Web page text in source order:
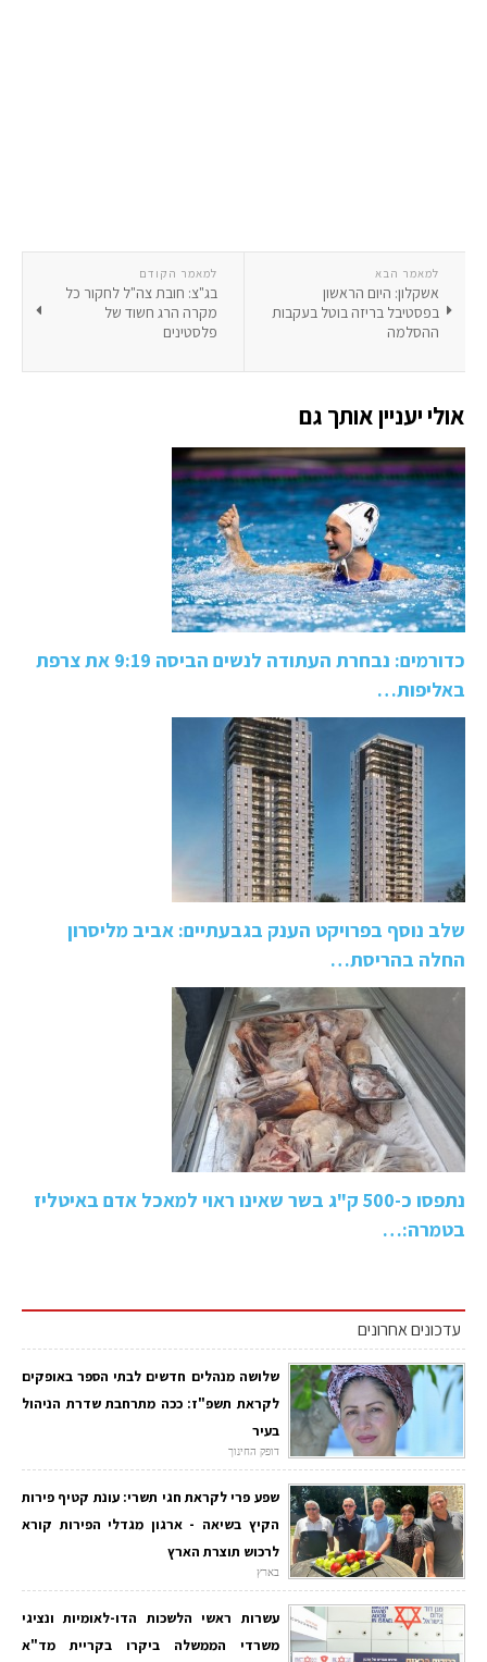
למאמר הקודם
בג"צ: חובת צה"ל לחקור כל
מקרה הרג חשוד של
פלסטינים
למאמר הבא
אשקלון: היום הראשון
בפסטיבל בריזה בוטל בעקבות
ההסלמה
אולי יעניין אותך גם
כדורמים: נבחרת העתודה לנשים הביסה 9:19 את צרפת
באליפות…
שלב נוסף בפרויקט הענק בגבעתיים: אביב מליסרון
החלה בהריסת…
נתפסו כ-500 ק"ג בשר שאינו ראוי למאכל אדם באיטליז
בטמרה:…
עדכונים אחרונים
שלושה מנהלים חדשים לבתי הספר באופקים
לקראת תשפ"ז: ככה מתרחבת שדרת הניהול
בעיר
דופק החינוך
שפע פרי לקראת חגי תשרי: עונת קטיף פירות
הקיץ בשיאה - ארגון מגדלי הפירות קורא
לרכוש תוצרת הארץ
בארץ
עשרות ראשי הלשכות הדו-לאומיות ונציגי
משרדי הממשלה ביקרו בקריית מד"א